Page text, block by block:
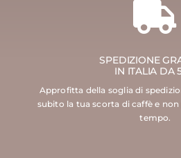
SPEDIZIONE
IN ITALIA DA
Approfitta della soglia di
subito la tua scorta di caffè e non
tempo.